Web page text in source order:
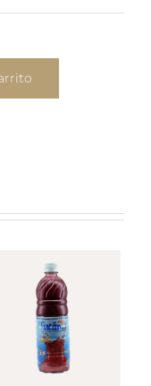
AÑADIR AL CARRITO
DETALLES